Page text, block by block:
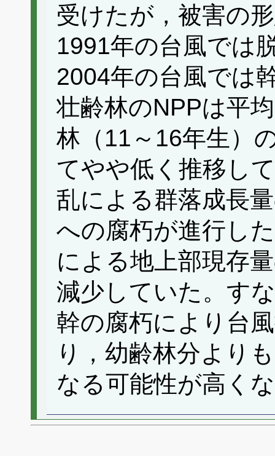
受けたが，被害の
1991年の台風では
2004年の台風では
壮齢林のNPPは平
林（11～16年生）
てやや低く推移し
乱による群落成長
への腐朽が進行し
による地上部現存
減少していた。す
幹の腐朽により台
り，幼齢林分より
なる可能性が高く